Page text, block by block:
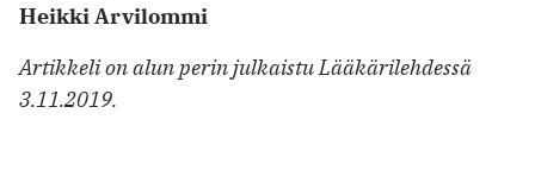
Heikki Arvilommi
Artikkeli on alun perin julkaistu Lääkärilehdessä
3.11.2019.